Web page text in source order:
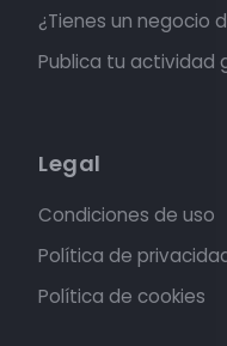
¿Tienes un negocio
Publica tu actividad
Legal
Condiciones de uso
Política de
Política de cookies